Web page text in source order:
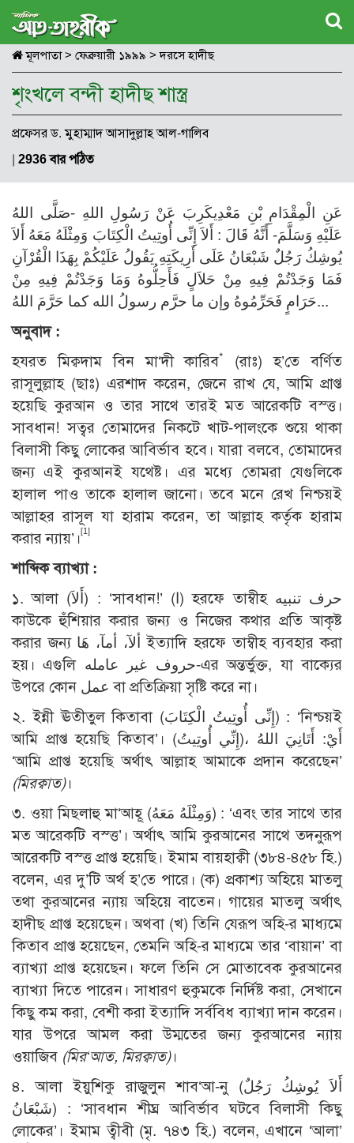
মূলপাতা> ফেব্রুয়ারী ১৯৯৯ > দরসে হাদীছ
শৃংখলে বন্দী হাদীছ শাস্ত্র
প্রফেসর ড. মুহাম্মাদ আসাদুল্লাহ আল-গালিব
| 2936 বার পঠিত
عَنِ الْمِقْدَامِ بْنِ مَعْدِيكَرِبَ عَنْ رَسُولِ اللهِ -صَلَّى اللهُ
عَلَيْهِ وَسَلَّمَ- أَنَّهُ قَالَ : أَلاَ إِنِّى أُوتِيتُ الْكِتَابَ وَمِثْلَهُ مَعَهُ أَلاَ
يُوشِكُ رَجُلٌ شَبْعَانُ عَلَى أَرِيكَتِهِ يَقُولُ عَلَيْكُمْ بِهَذَا الْقُرْآنِ
فَمَا وَجَدْتُمْ فِيهِ مِنْ حَلاَلٍ فَأَحِلُّوهُ وَمَا وَجَدْتُمْ فِيهِ مِنْ
حَرَامٍ فَحَرِّمُوهُ وإن ما حرَّم رسولُ الله كما حَرَّمَ اللهُ...
অনুবাদ :
হযরত মিক্বদাম বিন মা‘দী কারিব*
(রাঃ) হ’তে বর্ণিত
রাসূলুল্লাহ (ছাঃ) এরশাদ করেন, জেনে রাখ যে, আমি প্রাপ্ত
হয়েছি কুরআন ও তার সাথে তারই মত আরেকটি বস্ত্ত।
সাবধান! সত্বর তোমাদের নিকটে খাট-পালংকে শুয়ে থাকা
বিলাসী কিছু লোকের আবির্ভাব হবে। যারা বলবে, তোমাদের
জন্য এই কুরআনই যথেষ্ট। এর মধ্যে তোমরা যেগুলিকে
হালাল পাও তাকে হালাল জানো। তবে মনে রেখ নিশ্চয়ই
আল্লাহর রাসূল যা হারাম করেন, তা আল্লাহ কর্তৃক হারাম
করার ন্যায়’।[1]
শাব্দিক ব্যাখ্যা :
১. আলা (أَلاَ) : ‘সাবধান!’ (ا) হরফে তাম্বীহ حرف تنبيه
কাউকে হুঁশিয়ার করার জন্য ও নিজের কথার প্রতি আকৃষ্ট
করার জন্য ألآ، أمآ، هَا ইত্যাদি হরফে তাম্বীহ ব্যবহার করা
হয়। এগুলি حروف غير عامله-এর অন্তর্ভুক্ত, যা বাক্যের
উপরে কোন عمل বা প্রতিক্রিয়া সৃষ্টি করে না।
২. ইন্নী ঊতীতুল কিতাবা (إِنِّى أُوتِيتُ الْكِتَابَ) : ‘নিশ্চয়ই
আমি প্রাপ্ত হয়েছি কিতাব’। (إِنِّي أُوتِيتُ)، أَيْ: أَتَانِيَ اللهُ
‘আমি প্রাপ্ত হয়েছি অর্থাৎ আল্লাহ আমাকে প্রদান করেছেন’
(মিরক্বাত)।
৩. ওয়া মিছলাহু মা‘আহূ (وَمِثْلَهُ مَعَهُ) : ‘এবং তার সাথে তার
মত আরেকটি বস্ত্ত’। অর্থাৎ আমি কুরআনের সাথে তদনুরূপ
আরেকটি বস্ত্ত প্রাপ্ত হয়েছি। ইমাম বায়হাক্বী (৩৮৪-৪৫৮ হি.)
বলেন, এর দু’টি অর্থ হ’তে পারে। (ক) প্রকাশ্য অহিয়ে মাতলু
তথা কুরআনের ন্যায় অহিয়ে বাতেন। গায়ের মাতলু অর্থাৎ
হাদীছ প্রাপ্ত হয়েছেন। অথবা (খ) তিনি যেরূপ অহি-র মাধ্যমে
কিতাব প্রাপ্ত হয়েছেন, তেমনি অহি-র মাধ্যমে তার ‘বায়ান’ বা
ব্যাখ্যা প্রাপ্ত হয়েছেন। ফলে তিনি সে মোতাবেক কুরআনের
ব্যাখ্যা দিতে পারেন। সাধারণ হুকুমকে নির্দিষ্ট করা, সেখানে
কিছু কম করা, বেশী করা ইত্যাদি সর্ববিধ ব্যাখ্যা দান করেন।
যার উপরে আমল করা উম্মতের জন্য কুরআনের ন্যায়
ওয়াজিব (মির‘আত, মিরক্বাত)।
৪. আলা ইয়ুশিকু রাজুলুন শাব‘আ-নু (أَلاَ يُوشِكُ رَجُلٌ
شَبْعَانُ) : ‘সাবধান শীঘ্র আবির্ভাব ঘটবে বিলাসী কিছু
লোকের’। ইমাম ত্বীবী (মৃ. ৭৪৩ হি.) বলেন, এখানে ‘আলা’